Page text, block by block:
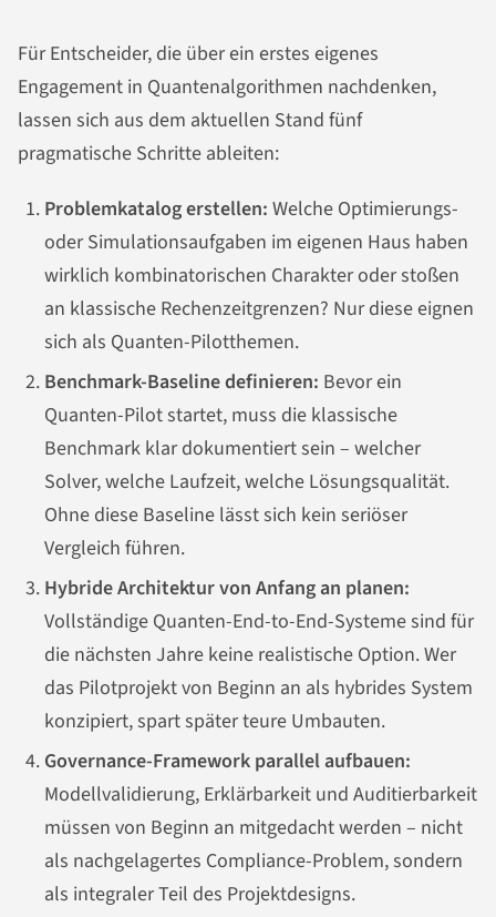
Für Entscheider, die über ein erstes eigenes
Engagement in Quantenalgorithmen nachdenken,
lassen sich aus dem aktuellen Stand fünf
pragmatische Schritte ableiten:
Problemkatalog erstellen: Welche Optimierungs-
oder Simulationsaufgaben im eigenen Haus haben
wirklich kombinatorischen Charakter oder stoßen
an klassische Rechenzeitgrenzen? Nur diese eignen
sich als Quanten-Pilotthemen.
Benchmark-Baseline definieren: Bevor ein
Quanten-Pilot startet, muss die klassische
Benchmark klar dokumentiert sein – welcher
Solver, welche Laufzeit, welche Lösungsqualität.
Ohne diese Baseline lässt sich kein seriöser
Vergleich führen.
Hybride Architektur von Anfang an planen:
Vollständige Quanten-End-to-End-Systeme sind für
die nächsten Jahre keine realistische Option. Wer
das Pilotprojekt von Beginn an als hybrides System
konzipiert, spart später teure Umbauten.
Governance-Framework parallel aufbauen:
Modellvalidierung, Erklärbarkeit und Auditierbarkeit
müssen von Beginn an mitgedacht werden – nicht
als nachgelagertes Compliance-Problem, sondern
als integraler Teil des Projektdesigns.